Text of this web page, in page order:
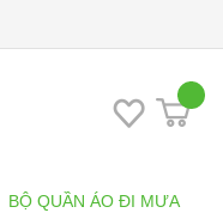
BỘ QUẦN ÁO ĐI MƯA